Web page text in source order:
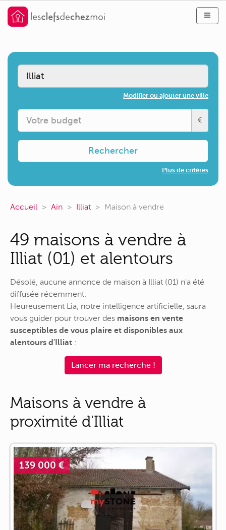
Modifier ou ajouter une ville
€
Rechercher
Plus de critères
Accueil Ain Illiat Maison à vendre
49 maisons à vendre à
Illiat (01) et alentours
Désolé, aucune annonce de maison à Illiat (01) n'a été
diffusée récemment.
Heureusement Lia, notre intelligence artificielle, saura
vous guider pour trouver des maisons en vente
susceptibles de vous plaire et disponibles aux
alentours d'Illiat :
Lancer ma recherche !
Maisons à vendre à
proximité d'Illiat
139 000 €